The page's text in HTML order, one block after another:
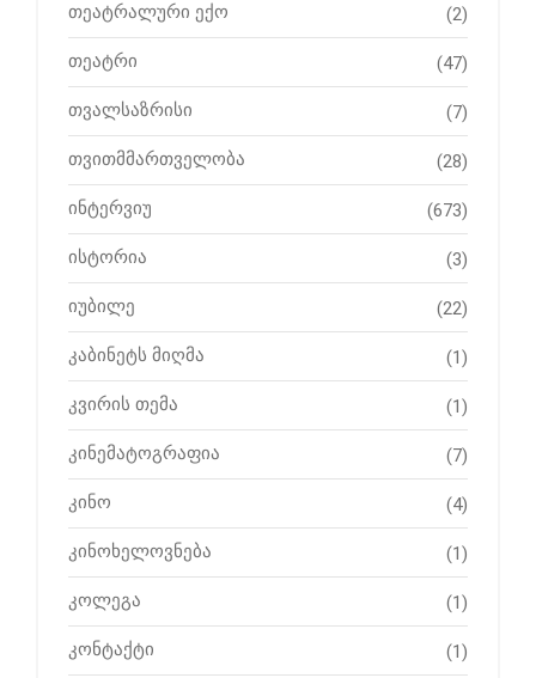
თეატრალური ექო (2)
თეატრი (47)
თვალსაზრისი (7)
თვითმმართველობა (28)
ინტერვიუ (673)
ისტორია (3)
იუბილე (22)
კაბინეტს მიღმა (1)
კვირის თემა (1)
კინემატოგრაფია (7)
კინო (4)
კინოხელოვნება (1)
კოლეგა (1)
კონტაქტი (1)